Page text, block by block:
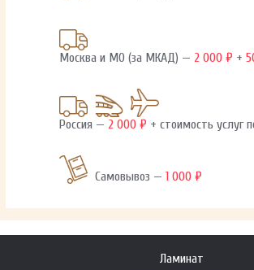
Москва и МО (за МКАД) — 2 000 ₽ +
Россия — 2 000 ₽ + стоимость услуг
Самовывоз —1 000 ₽
Ламинат